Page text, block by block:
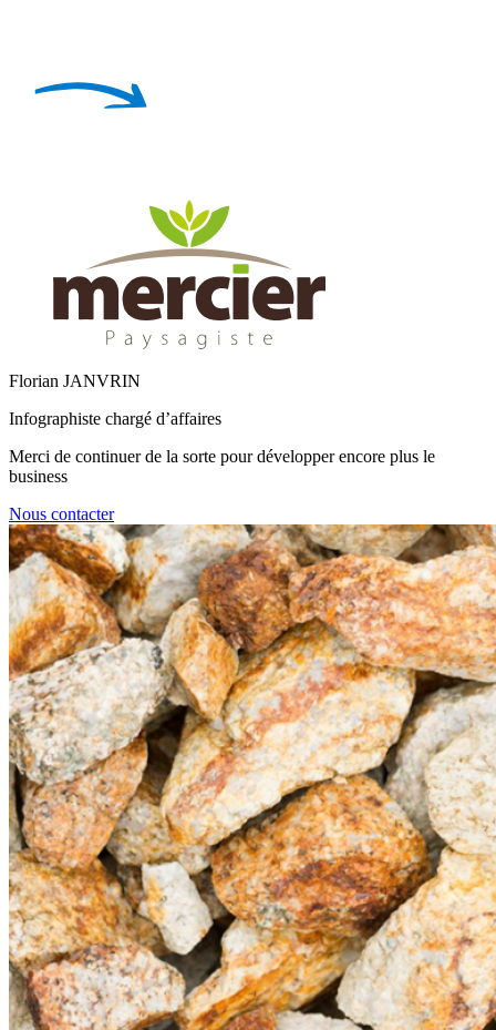
Florian JANVRIN
Infographiste chargé d’affaires
Merci de continuer de la sorte pour développer encore plus le
business
Nous contacter